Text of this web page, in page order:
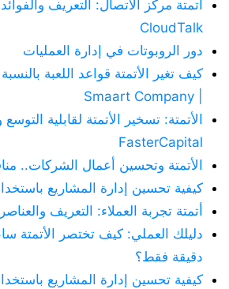
أتمتة مركز الاتصال: التعريف
CloudTalk
دور الروبوتات في إدارة العمليات
كيف تغير الأتمتة قواعد اللعبة
الأتمتة: تسخير الأتمتة لقابلية
FasterCapital
الأتمتة وتحسين أعمال الشركات..
كيفية تحسين إدارة المشاريع
أتمتة تجربة العملاء: التعريف
دقيقة فقط؟
كيفية تحسين إدارة المشاريع